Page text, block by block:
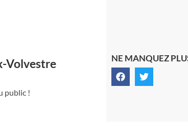
Volvestre
public !
NE MANQUEZ